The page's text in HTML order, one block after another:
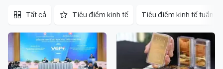
Tất cả Tiêu điểm kinh tế Tiêu điểm kinh tế tuần